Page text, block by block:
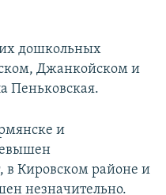
дошкольных
Джанкойском и
Пеньковская.
и
в Кировском районе и
незначительно.